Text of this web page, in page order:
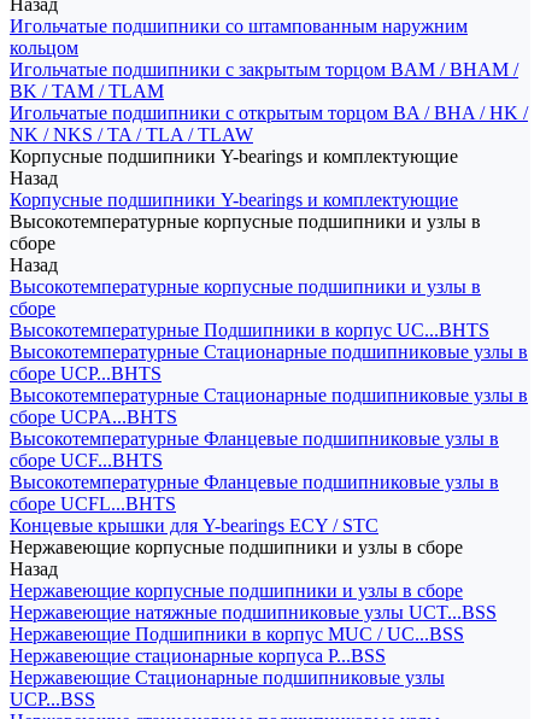
Назад
Игольчатые подшипники со штампованным наружним
кольцом
Игольчатые подшипники с закрытым торцом BAM / BHAM /
BK / TAM / TLAM
Игольчатые подшипники с открытым торцом BA / BHA / HK /
NK / NKS / TA / TLA / TLAW
Корпусные подшипники Y-bearings и комплектующие
Назад
Корпусные подшипники Y-bearings и комплектующие
Высокотемпературные корпусные подшипники и узлы в
сборе
Назад
Высокотемпературные корпусные подшипники и узлы в
сборе
Высокотемпературные Подшипники в корпус UC...BHTS
Высокотемпературные Стационарные подшипниковые узлы в
сборе UCP...BHTS
Высокотемпературные Стационарные подшипниковые узлы в
сборе UCPA...BHTS
Высокотемпературные Фланцевые подшипниковые узлы в
сборе UCF...BHTS
Высокотемпературные Фланцевые подшипниковые узлы в
сборе UCFL...BHTS
Концевые крышки для Y-bearings ECY / STC
Нержавеющие корпусные подшипники и узлы в сборе
Назад
Нержавеющие корпусные подшипники и узлы в сборе
Нержавеющие натяжные подшипниковые узлы UCT...BSS
Нержавеющие Подшипники в корпус MUC / UC...BSS
Нержавеющие стационарные корпуса P...BSS
Нержавеющие Стационарные подшипниковые узлы
UCP...BSS